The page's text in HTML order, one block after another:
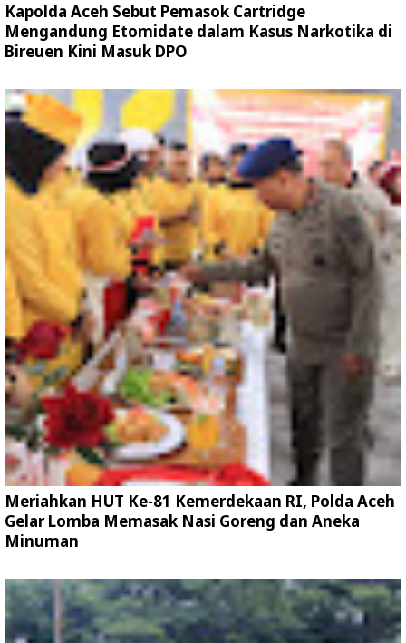
Kapolda Aceh Sebut Pemasok Cartridge
Mengandung Etomidate dalam Kasus Narkotika di
Bireuen Kini Masuk DPO
Meriahkan HUT Ke-81 Kemerdekaan RI, Polda Aceh
Gelar Lomba Memasak Nasi Goreng dan Aneka
Minuman